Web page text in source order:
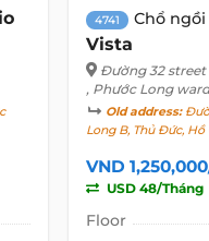
4741 Chổ
Vista
Đường 32 street
, Phước Long
Old address:
Long B, Thủ Đức, Hồ
VND
USD 48/Tháng
Floor